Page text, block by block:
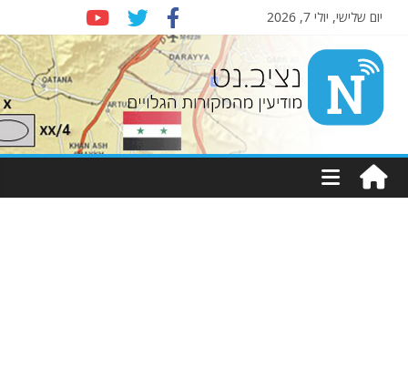
יום שלישי, יולי 7, 2026
Nziv.net
מודיעין
מהמקורות